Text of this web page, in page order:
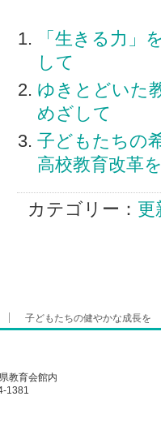
「生きる力
して
ゆきとどいた
めざして
子どもたちの
高校教育改革
カテゴリー： 更
子どもたちの健やかな成長を
教育会館内
1381